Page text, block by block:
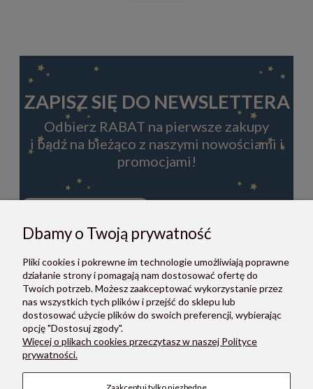
ZAPISZ SIĘ DO NEWSLETTERA
Odbierz RABAT na pierwsze zakupy
i bądź na bieżąco z naszymi nowościami i
promocjami!
ZAPISZ SIĘ
Zapisując się do newslettera, akceptujesz Regulamin i Politykę
prywatności.
O NAS
Dbamy o Twoją prywatność
Pliki cookies i pokrewne im technologie umożliwiają poprawne
działanie strony i pomagają nam dostosować ofertę do
Twoich potrzeb. Możesz zaakceptować wykorzystanie przez
nas wszystkich tych plików i przejść do sklepu lub
dostosować użycie plików do swoich preferencji, wybierając
opcję "Dostosuj zgody".
Więcej o plikach cookies przeczytasz w naszej Polityce
prywatności.